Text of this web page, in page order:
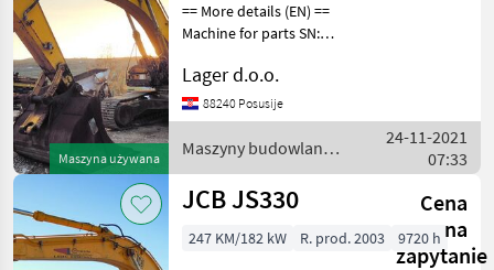
Maszyna używana
== More details (EN) ==
Machine for parts SN:
Maszyny budowlane
Koparki gąsienicowe
Lager d.o.o.
88240 Posusije
Maszyny budowlane /
JCB
24-11-2021
07:33
JCB JS330
Cena
na
zapytanie
247 KM/182 kW R. prod. 2003 9720 h